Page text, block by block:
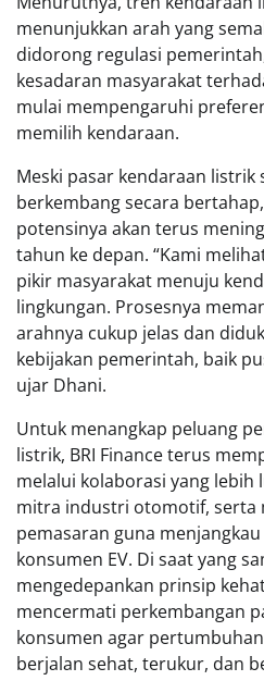
menunjukkan arah yang
didorong regulasi
kesadaran masyarakat
mulai mempengaruhi
memilih kendaraan.
Meski pasar kendaraan listrik
berkembang secara
potensinya akan terus
tahun ke depan. “Kami
pikir masyarakat menuju
lingkungan. Prosesnya
arahnya cukup jelas dan
kebijakan pemerintah, baik
ujar Dhani.
Untuk menangkap peluang
listrik, BRI Finance terus
melalui kolaborasi yang lebih
mitra industri otomotif, serta
pemasaran guna
konsumen EV. Di saat yang
mengedepankan prinsip
mencermati perkembangan
konsumen agar
berjalan sehat, terukur, dan